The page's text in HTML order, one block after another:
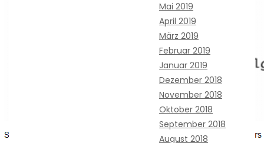
Mai 2019
April 2019
März 2019
Februar 2019
Januar 2019
Dezember 2018
November 2018
Oktober 2018
September 2018
August 2018